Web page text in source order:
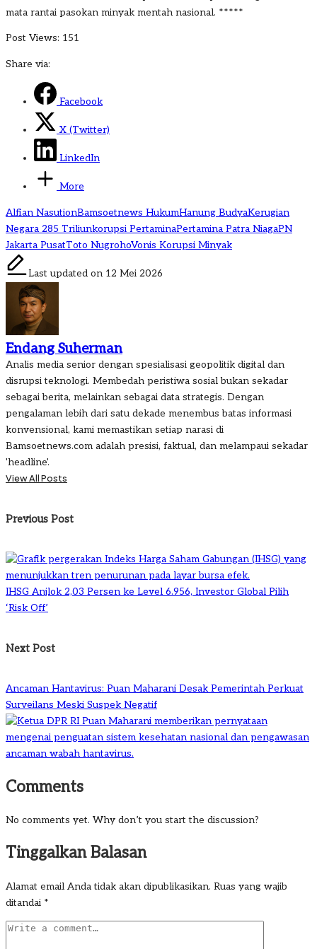
mata rantai pasokan minyak mentah nasional. *****
Post Views: 151
Share via:
Facebook
X (Twitter)
LinkedIn
More
Tags:
Alfian NasutionBamsoetnews HukumHanung BudyaKerugian
Negara 285 Triliunkorupsi PertaminaPertamina Patra NiagaPN
Jakarta PusatToto NugrohoVonis Korupsi Minyak
Last updated on 12 Mei 2026
Endang Suherman
Analis media senior dengan spesialisasi geopolitik digital dan
disrupsi teknologi. Membedah peristiwa sosial bukan sekadar
sebagai berita, melainkan sebagai data strategis. Dengan
pengalaman lebih dari satu dekade menembus batas informasi
konvensional, kami memastikan setiap narasi di
Bamsoetnews.com adalah presisi, faktual, dan melampaui sekadar
'headline'.
View All Posts
Post
navigation
Previous Post
IHSG Anjlok 2,03 Persen ke Level 6.956, Investor Global Pilih
‘Risk Off’
Next Post
Ancaman Hantavirus: Puan Maharani Desak Pemerintah Perkuat
Surveilans Meski Suspek Negatif
Comments
No comments yet. Why don’t you start the discussion?
Tinggalkan Balasan
Alamat email Anda tidak akan dipublikasikan. Ruas yang wajib
ditandai *